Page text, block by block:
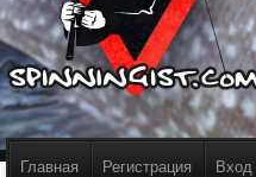
Главная Регистрация Вход